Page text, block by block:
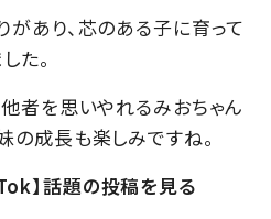
があり、芯のある子に育って
た。
他者を思いやれるみおちゃん
の成長も楽しみですね。
】話題の投稿を見る